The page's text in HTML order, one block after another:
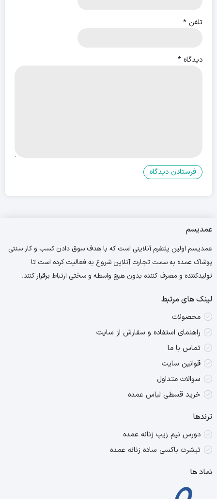
تلفن *
دیدگاه *
عمدیسم
عمدیسم اولین پلتفرم آنلاینی است که با هدف سوق دادن کسب و کار سنتی
پوشاک عمده به سمت تجارت آنلاین شروع به فعالیت کرده است تا
تولیدکننده و مصرف کننده بدون هیچ واسطه و سختی ارتباط برقرار کنند.
لینک های مرتبط
محصولات
راهنمای استفاده و سفارش از سایت
تماس با ما
قوانین سایت
سوالات متداول
خرید قسطی لباس عمده
ترندها
دورس نیم زیپ زنانه عمده
تیشرت باکسی ساده زنانه عمده
نماد ها